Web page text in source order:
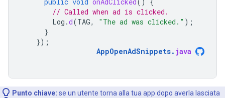
public void onAdClicked ()
{
// Called when ad is clicked.
Log .d(TAG, "The ad was clicked." );
}
});
AppOpenAdSnippets. java
Punto chiave: se un utente torna alla tua app dopo averla lasciata